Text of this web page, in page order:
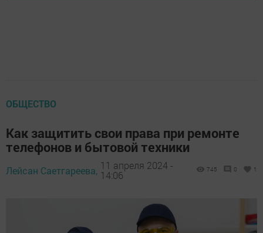
ОБЩЕСТВО
Как защитить свои права при ремонте
телефонов и бытовой техники
Лейсан Саетгареева, 11 апреля 2024 -
14:06
745 0 1